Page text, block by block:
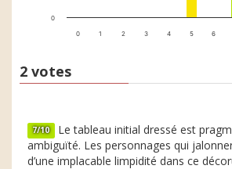
0 1 2 3 4 5 6
0
2 votes
7/10 Le tableau initial dressé est
ambiguïté. Les personnages qui
d’une implacable limpidité dans ce